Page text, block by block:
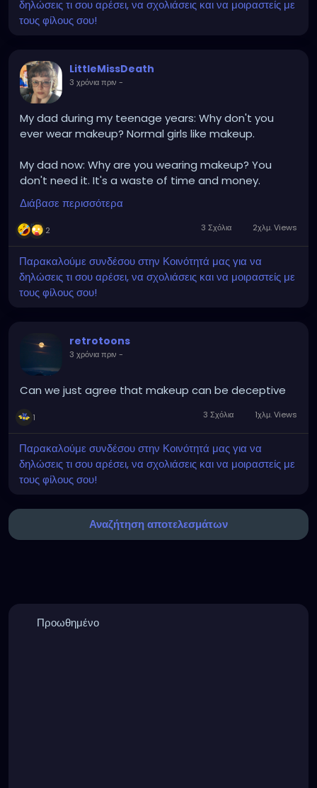
δηλώσεις τι σου αρέσει, να σχολιάσεις και να μοιραστείς με
τους φίλους σου!
LittleMissDeath
3 χρόνια πριν -
My dad during my teenage years: Why don't you
ever wear makeup? Normal girls like makeup.
My dad now: Why are you wearing makeup? You
don't need it. It's a waste of time and money.
Both of my parents are exhausting.
Διάβασε περισσότερα
2 3 Σχόλια 2χλμ. Views
Παρακαλούμε συνδέσου στην Κοινότητά μας για να
δηλώσεις τι σου αρέσει, να σχολιάσεις και να μοιραστείς με
τους φίλους σου!
retrotoons
3 χρόνια πριν -
Can we just agree that makeup can be deceptive
1 3 Σχόλια 1χλμ. Views
Παρακαλούμε συνδέσου στην Κοινότητά μας για να
δηλώσεις τι σου αρέσει, να σχολιάσεις και να μοιραστείς με
τους φίλους σου!
Αναζήτηση αποτελεσμάτων
Προωθημένο